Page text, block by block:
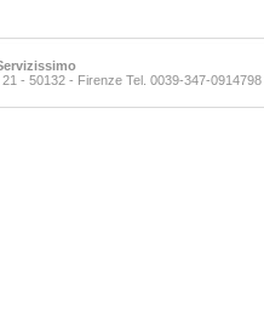
- 50132 - Firenze Tel. 0039-347-0914798